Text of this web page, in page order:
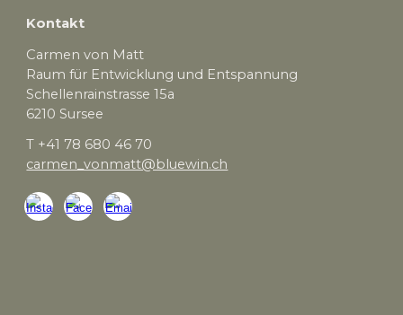
Kontakt
Carmen von Matt
Raum für Entwicklung und Entspannung
Schellenrainstrasse 15a
6210 Sursee
T +41 78 680 46 70
carmen_vonmatt@bluewin.ch